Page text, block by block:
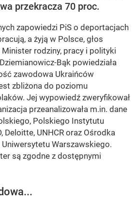
przekracza 70 proc.
zapowiedzi PiS o deportacjach
a żyją w Polsce, głos
Minister rodziny, pracy i polityki
Bąk powiedziała
zawodowa Ukraińców
zbliżona do poziomu
Jej wypowiedź zweryfikował
przeanalizowała m.in. dane
Polskiego Instytutu
Deloitte, UNHCR oraz Ośrodka
Warszawskiego.
są zgodne z dostępnymi